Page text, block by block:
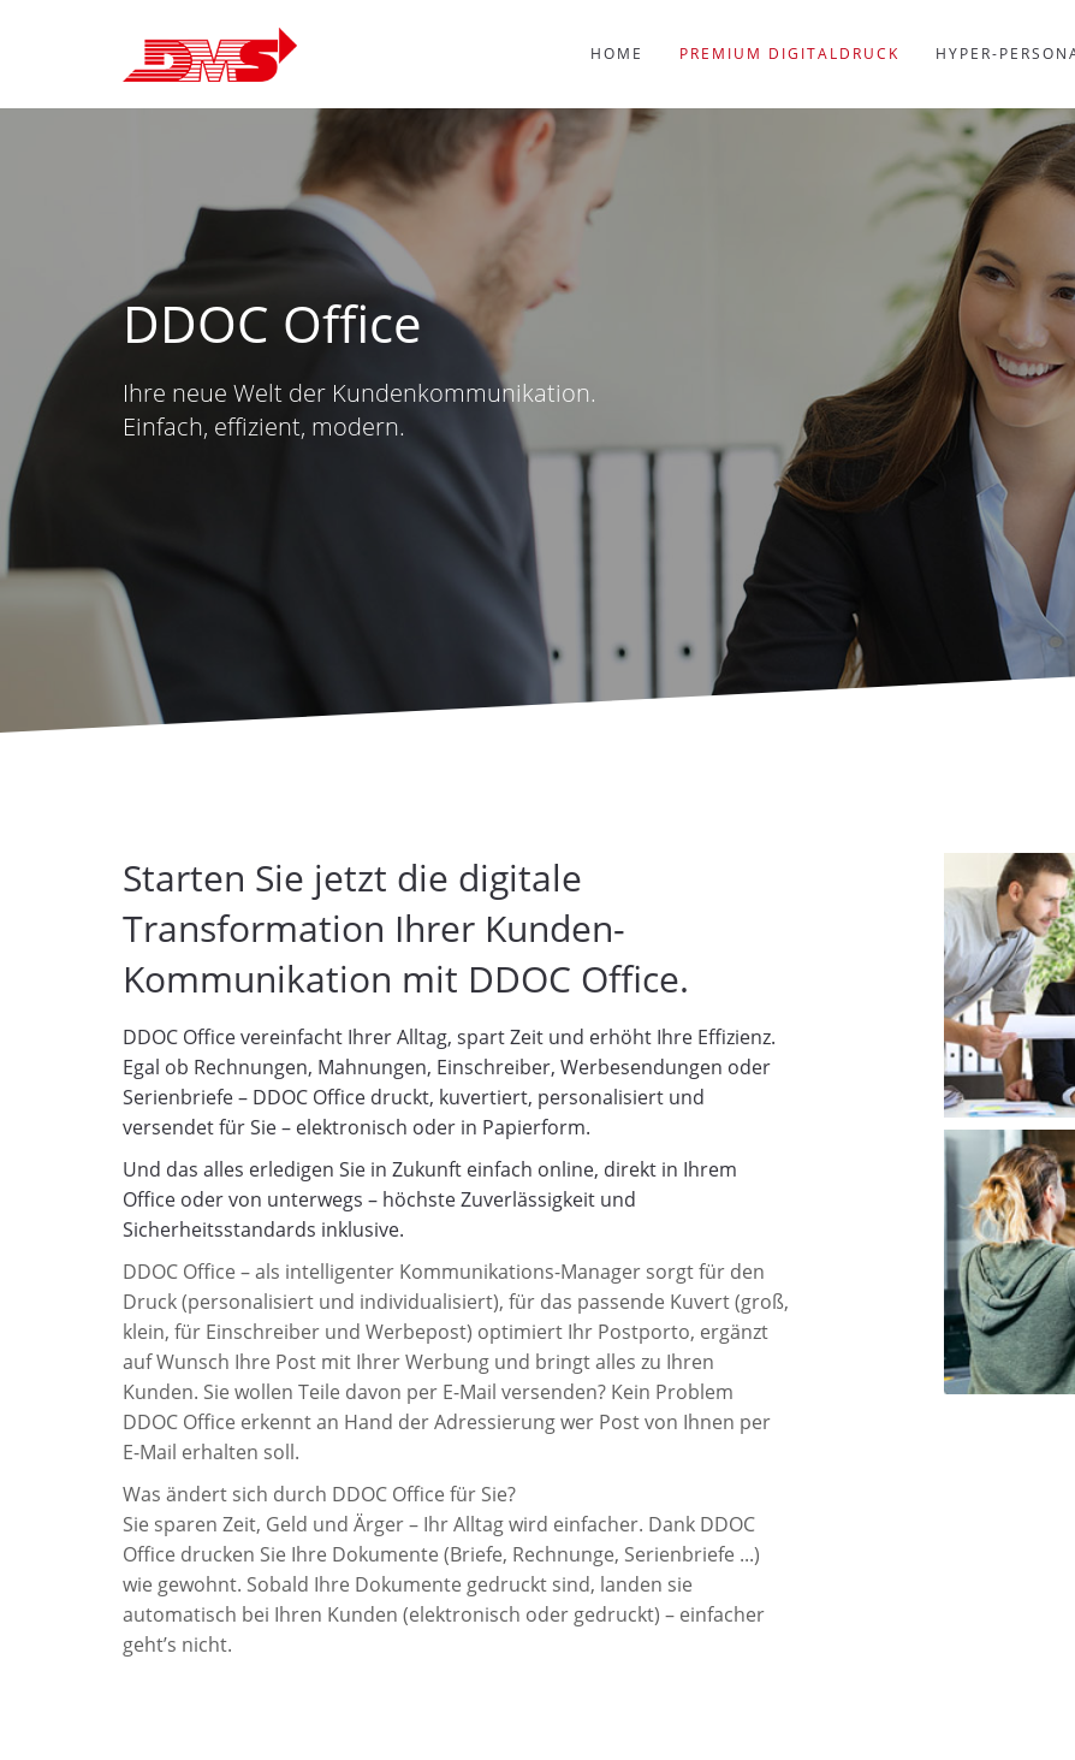
HOME PREMIUM DIGITALDRUCK HYPER-
DDOC Office
Ihre neue Welt der Kundenkommunikation.
Einfach, effizient, modern.
Starten Sie jetzt die digitale
Transformation Ihrer Kunden-
Kommunikation mit DDOC Office.
DDOC Office vereinfacht Ihrer Alltag, spart Zeit und erhöht Ihre Effizienz.
Egal ob Rechnungen, Mahnungen, Einschreiber, Werbesendungen oder
Serienbriefe – DDOC Office druckt, kuvertiert, personalisiert und
versendet für Sie – elektronisch oder in Papierform.
Und das alles erledigen Sie in Zukunft einfach online, direkt in Ihrem
Office oder von unterwegs – höchste Zuverlässigkeit und
Sicherheitsstandards inklusive.
DDOC Office – als intelligenter Kommunikations-Manager sorgt für den
Druck (personalisiert und individualisiert), für das passende Kuvert (groß,
klein, für Einschreiber und Werbepost) optimiert Ihr Postporto, ergänzt
auf Wunsch Ihre Post mit Ihrer Werbung und bringt alles zu Ihren
Kunden. Sie wollen Teile davon per E-Mail versenden? Kein Problem
DDOC Office erkennt an Hand der Adressierung wer Post von Ihnen per
E-Mail erhalten soll.
Was ändert sich durch DDOC Office für Sie?
Sie sparen Zeit, Geld und Ärger – Ihr Alltag wird einfacher. Dank DDOC
Office drucken Sie Ihre Dokumente (Briefe, Rechnunge, Serienbriefe ...)
wie gewohnt. Sobald Ihre Dokumente gedruckt sind, landen sie
automatisch bei Ihren Kunden (elektronisch oder gedruckt) – einfacher
geht’s nicht.